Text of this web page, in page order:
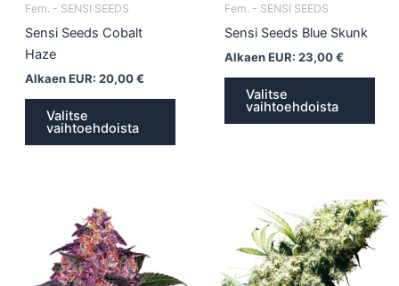
Fem. - SENSI SEEDS
Sensi Seeds Cobalt
Haze
Alkaen EUR: 20,00€
Valitse
vaihtoehdoista
Fem. - SENSI SEEDS
Sensi Seeds Blue Skunk
Alkaen EUR: 23,00€
Valitse
vaihtoehdoista
useampi
on